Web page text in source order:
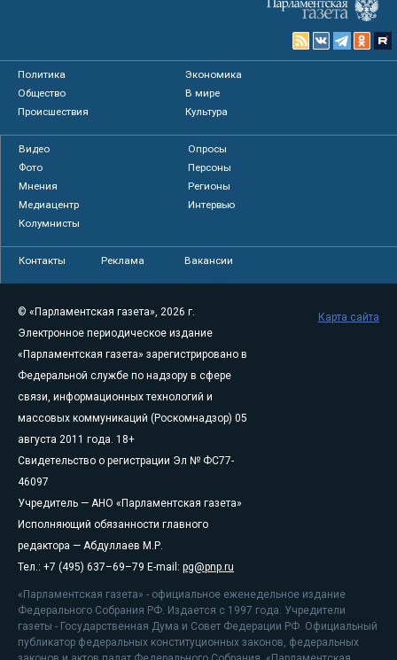
Политика
Экономика
Общество
В мире
Происшествия
Культура
Видео
Опросы
Фото
Персоны
Мнения
Регионы
Медиацентр
Интервью
Колумнисты
Контакты Реклама Вакансии
© «Парламентская газета», 2026 г.
Электронное периодическое издание
«Парламентская газета» зарегистрировано в
Федеральной службе по надзору в сфере
связи, информационных технологий и
массовых коммуникаций (Роскомнадзор) 05
августа 2011 года. 18+
Свидетельство о регистрации Эл № ФС77-
46097
Учредитель — АНО «Парламентская газета»
Исполняющий обязанности главного
редактора — Абдуллаев М.Р.
Тел.: +7 (495) 637–69–79 E-mail: pg@pnp.ru
«Парламентская газета» - официальное еженедельное издание
Федерального Собрания РФ. Издается с 1997 года. Учредители
газеты - Государственная Дума и Совет Федерации РФ. Официальный
публикатор федеральных конституционных законов, федеральных
Карта сайта